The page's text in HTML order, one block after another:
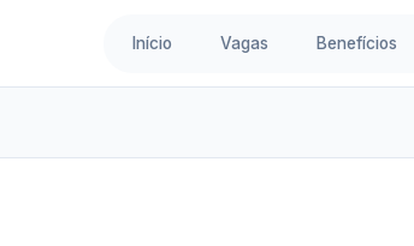
Início Vagas Benefícios